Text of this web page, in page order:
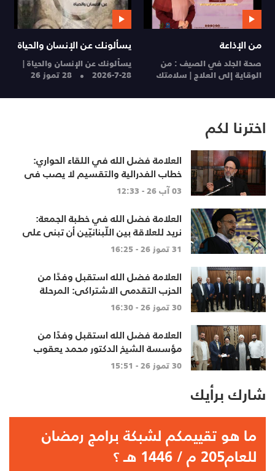
من الإذاعة
صحة الجلد في الصيف : من
الوقاية إلى العلاج | سلامتك
يسألونك عن الإنسان والحياة
يسألونك عن الإنسان والحياة |
28-7-2026 28 تموز 26
اخترنا لكم
العلامة فضل الله في اللقاء الحواري:
خطاب الفدرالية والتقسيم لا يصب في
مصلحة أحد
03 آب 26 - 12:33
العلامة فضل الله في خطبة الجمعة:
نريد للعلاقة بين اللّبنانيّين أن تبنى على
الاحترام المتبادل، والانتماء الوطنيّ
الجامع
31 تموز 26 - 16:25
العلامة فضل الله استقبل وفدًا من
الحزب التقدمي الاشتراكي: المرحلة
تتطلب خطابًا عقلانيًا يحفظ الوحدة
الوطنية
30 تموز 26 - 16:30
العلامة فضل الله استقبل وفدًا من
مؤسسة الشيخ الدكتور محمد يعقوب
للتنمية
30 تموز 26 - 15:51
شارك برأيك
ما هو تقييمكم لشبكة برامج رمضان
للعام205 م / 1446 هـ ؟